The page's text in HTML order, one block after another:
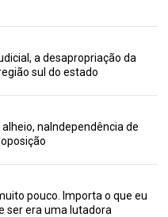
a desapropriação da
sul do estado
naIndependência de
pouco. Importa o que eu
ser era uma lutadora